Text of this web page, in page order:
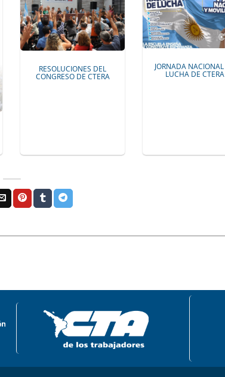
RESOLUCIONES DEL
CONGRESO DE CTERA
JORNADA
LUCHA DE CTERA